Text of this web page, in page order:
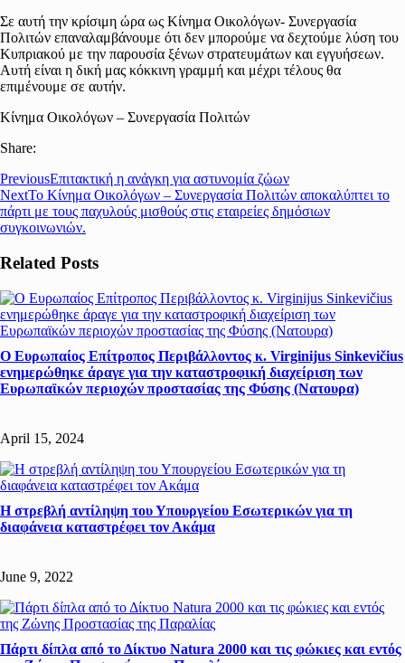
Σε αυτή την κρίσιμη ώρα ως Κίνημα Οικολόγων- Συνεργασία
Πολιτών επαναλαμβάνουμε ότι δεν μπορούμε να δεχτούμε λύση του
Κυπριακού με την παρουσία ξένων στρατευμάτων και εγγυήσεων.
Αυτή είναι η δική μας κόκκινη γραμμή και μέχρι τέλους θα
επιμένουμε σε αυτήν.
Κίνημα Οικολόγων – Συνεργασία Πολιτών
Share:
PreviousΕπιτακτική η ανάγκη για αστυνομία ζώων
NextΤο Κίνημα Οικολόγων – Συνεργασία Πολιτών αποκαλύπτει το
πάρτι με τους παχυλούς μισθούς στις εταιρείες δημόσιων
συγκοινωνιών.
Related Posts
Ο Ευρωπαίος Επίτροπος Περιβάλλοντος κ. Virginijus Sinkevičius
ενημερώθηκε άραγε για την καταστροφική διαχείριση των
Ευρωπαϊκών περιοχών προστασίας της Φύσης (Νατουρα)
April 15, 2024
Η στρεβλή αντίληψη του Υπουργείου Εσωτερικών για τη
διαφάνεια καταστρέφει τον Ακάμα
June 9, 2022
Πάρτι δίπλα από το Δίκτυο Natura 2000 και τις φώκιες και εντός